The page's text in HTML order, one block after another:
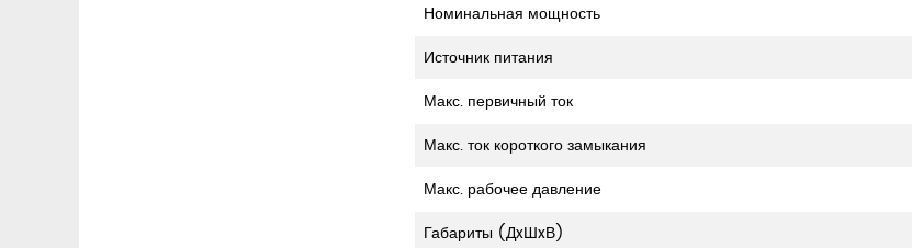
Номинальная мощность
Источник питания
Макс. первичный ток
Макс. ток короткого замыкания
Макс. рабочее давление
Габариты (ДxШxВ)